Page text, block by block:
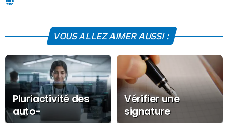
VOUS ALLEZ AIMER AUSSI :
Pluriactivité des
auto-
entrepreneurs :
Vérifier une
signature
électronique : un